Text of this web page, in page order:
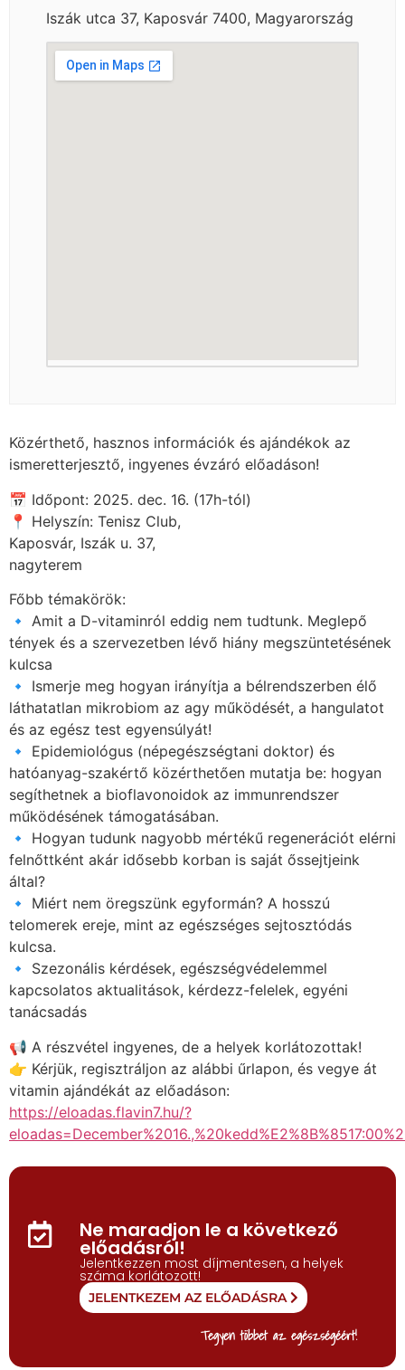
Iszák utca 37, Kaposvár 7400, Magyarország
Közérthető, hasznos információk és ajándékok az
ismeretterjesztő, ingyenes évzáró előadáson!
📅 Időpont: 2025. dec. 16. (17h-tól)
📍 Helyszín: Tenisz Club,
Kaposvár, Iszák u. 37,
nagyterem
Főbb témakörök:
🔹 Amit a D-vitaminról eddig nem tudtunk. Meglepő
tények és a szervezetben lévő hiány megszüntetésének
kulcsa
🔹 Ismerje meg hogyan irányítja a bélrendszerben élő
láthatatlan mikrobiom az agy működését, a hangulatot
és az egész test egyensúlyát!
🔹 Epidemiológus (népegészségtani doktor) és
hatóanyag-szakértő közérthetően mutatja be: hogyan
segíthetnek a bioflavonoidok az immunrendszer
működésének támogatásában.
🔹 Hogyan tudunk nagyobb mértékű regenerációt elérni
felnőttként akár idősebb korban is saját őssejtjeink
által?
🔹 Miért nem öregszünk egyformán? A hosszú
telomerek ereje, mint az egészséges sejtosztódás
kulcsa.
🔹 Szezonális kérdések, egészségvédelemmel
kapcsolatos aktualitások, kérdezz-felelek, egyéni
tanácsadás
📢 A részvétel ingyenes, de a helyek korlátozottak!
👉 Kérjük, regisztráljon az alábbi űrlapon, és vegye át
vitamin ajándékát az előadáson:
https://eloadas.flavin7.hu/?
Tegyen többet az egészségéért!
Ne maradjon le a következő
előadásról!
Jelentkezzen most díjmentesen, a helyek
száma korlátozott!
JELENTKEZEM AZ ELŐADÁSRA